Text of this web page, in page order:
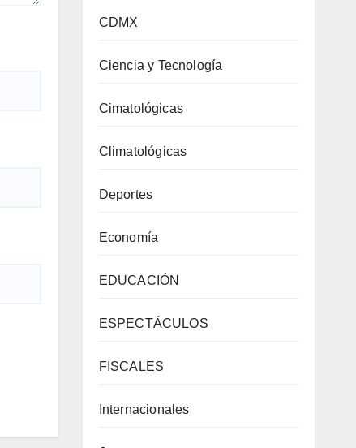
CDMX
Ciencia y Tecnología
Cimatológicas
Climatológicas
Deportes
Economía
EDUCACIÓN
ESPECTÁCULOS
FISCALES
Internacionales